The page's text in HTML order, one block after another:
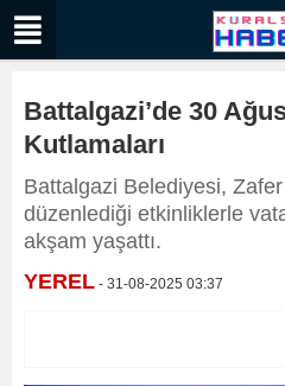
Battalgazi’de 30
Kutlamaları
Battalgazi Belediyesi, Zafer
düzenlediği etkinliklerle
akşam yaşattı.
YEREL - 31-08-2025 03:37